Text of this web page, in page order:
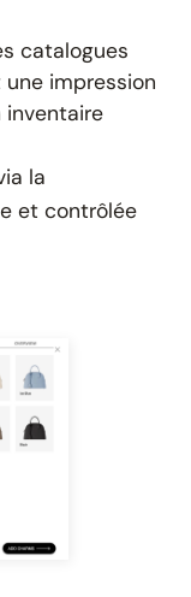
catalogues
impression
la
et contrôlée